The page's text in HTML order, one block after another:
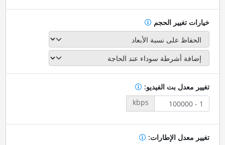
خيارات تغيير الحجم
تغيير معدل بت الفيديو:
kbps
تغيير معدل الإطارات: